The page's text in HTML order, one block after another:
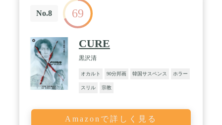
No.8 69
CURE
黒沢清
オカルト 90分邦画 韓国サスペンス ホラー
スリル 宗教
Amazonで詳しく見る